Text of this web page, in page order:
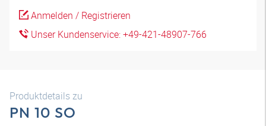
Anmelden / Registrieren
Unser Kundenservice: +49-421-48907-766
Produktdetails zu
PN 10 SO